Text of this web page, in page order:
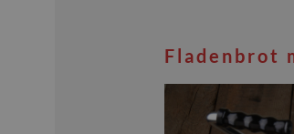
Fladenbrot